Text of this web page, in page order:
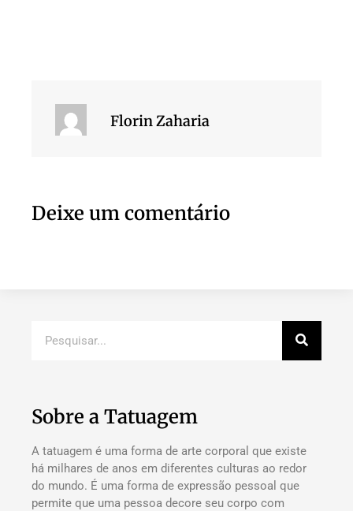
Florin Zaharia
Deixe um comentário
Sobre a Tatuagem
A tatuagem é uma forma de arte corporal que existe
há milhares de anos em diferentes culturas ao redor
do mundo. É uma forma de expressão pessoal que
permite que uma pessoa decore seu corpo com